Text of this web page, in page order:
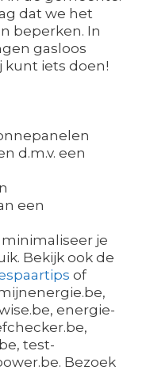
dat we het
beperken. In
gasloos
kunt iets doen!
d.m.v. een
een
je
Bekijk ook de
of
energie-
test-
Bezoek